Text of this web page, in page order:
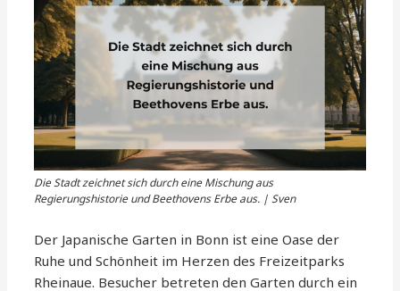
Die Stadt zeichnet sich durch eine Mischung aus
Regierungshistorie und Beethovens Erbe aus. | Sven
Der Japanische Garten in Bonn ist eine Oase der
Ruhe und Schönheit im Herzen des Freizeitparks
Rheinaue. Besucher betreten den Garten durch ein